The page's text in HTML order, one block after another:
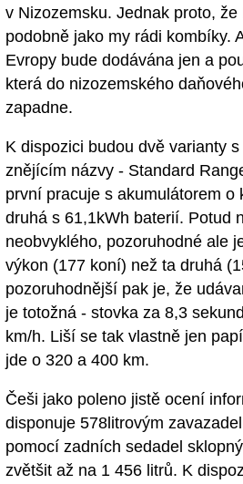
v Nizozemsku. Jednak proto,
podobně jako my rádi kombíky.
Evropy bude dodávána jen a
která do nizozemského
zapadne.
K dispozici budou dvě varianty s
znějícím názvy - Standard
první pracuje s akumulátorem o
druhá s 61,1kWh baterií. Potud
neobvyklého, pozoruhodné ale
výkon (177 koní) než ta druhá
pozoruhodnější pak je, že
je totožná - stovka za 8,3
km/h. Liší se tak vlastně jen
jde o 320 a 400 km.
Češi jako poleno jistě ocení
disponuje 578litrovým
pomocí zadních sedadel
zvětšit až na 1 456 litrů. K